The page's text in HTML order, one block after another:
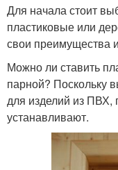
Для начала стоит
пластиковые или
свои преимущества
Можно ли ставить
парной? Поскольку
для изделий из ПВХ,
устанавливают.